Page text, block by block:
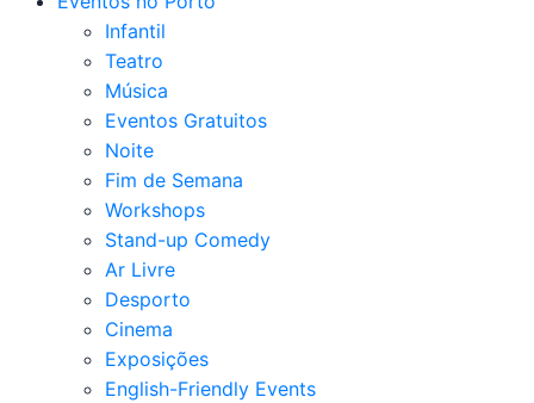
Infantil
Teatro
Música
Eventos Gratuitos
Noite
Fim de Semana
Workshops
Stand-up Comedy
Ar Livre
Desporto
Cinema
Exposições
English-Friendly Events